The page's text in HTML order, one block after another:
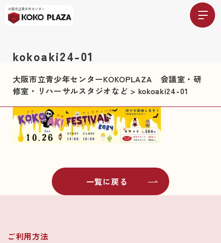
kokoaki24-01
大阪市立青少年センターKOKOPLAZA 会議室・研
修室・リハーサルスタジオなど > kokoaki24-01
一覧に戻る
ご利用方法